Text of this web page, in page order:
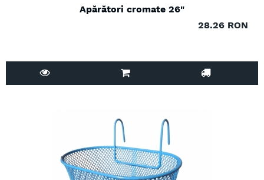
Apărători cromate 26"
28.26 RON